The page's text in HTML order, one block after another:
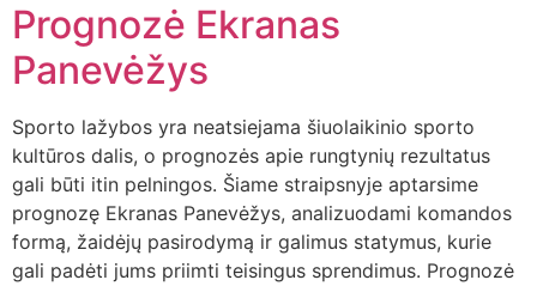
Prognozė Ekranas
Panevėžys
Sporto lažybos yra neatsiejama šiuolaikinio sporto
kultūros dalis, o prognozės apie rungtynių rezultatus
gali būti itin pelningos. Šiame straipsnyje aptarsime
prognozę Ekranas Panevėžys, analizuodami komandos
formą, žaidėjų pasirodymą ir galimus statymus, kurie
gali padėti jums priimti teisingus sprendimus. Prognozė